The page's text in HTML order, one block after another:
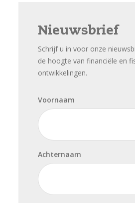
Nieuwsbrief
Schrijf u in voor onze
de hoogte van financiële en
ontwikkelingen.
Voornaam
Achternaam